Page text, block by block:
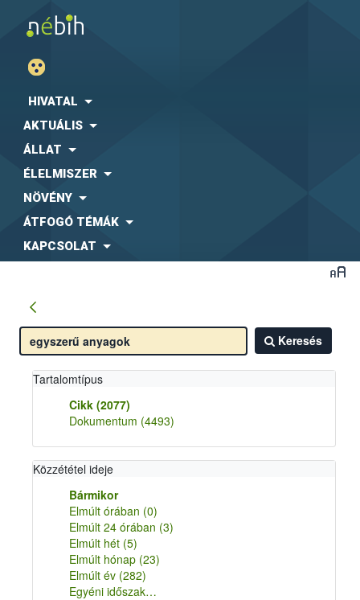
HIVATAL
AKTUÁLIS
ÁLLAT
ÉLELMISZER
NÖVÉNY
ÁTFOGÓ TÉMÁK
KAPCSOLAT
Keresés
Tartalomtípus
Cikk (2077)
Dokumentum (4493)
Közzététel ideje
Bármikor
Elmúlt órában (0)
Elmúlt 24 órában (3)
Elmúlt hét (5)
Elmúlt hónap (23)
Elmúlt év (282)
Egyéni időszak…